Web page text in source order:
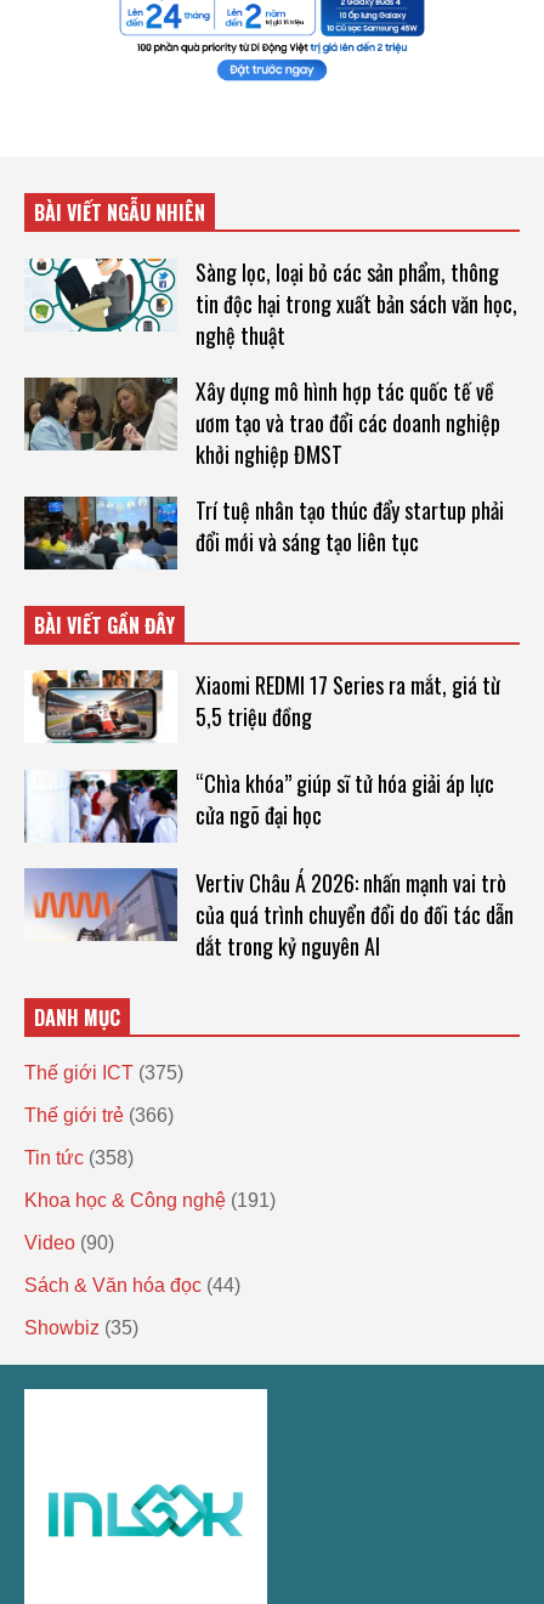
BÀI VIẾT NGẪU NHIÊN
Sàng lọc, loại bỏ các sản phẩm, thông
tin độc hại trong xuất bản sách văn học,
nghệ thuật
Xây dựng mô hình hợp tác quốc tế về
ươm tạo và trao đổi các doanh nghiệp
khởi nghiệp ĐMST
Trí tuệ nhân tạo thúc đẩy startup phải
đổi mới và sáng tạo liên tục
BÀI VIẾT GẦN ĐÂY
Xiaomi REDMI 17 Series ra mắt, giá từ
5,5 triệu đồng
“Chìa khóa” giúp sĩ tử hóa giải áp lực
cửa ngõ đại học
Vertiv Châu Á 2026: nhấn mạnh vai trò
của quá trình chuyển đổi do đối tác dẫn
dắt trong kỷ nguyên AI
DANH MỤC
Thế giới ICT (375)
Thế giới trẻ (366)
Tin tức (358)
Khoa học & Công nghệ (191)
Video (90)
Sách & Văn hóa đọc (44)
Showbiz (35)